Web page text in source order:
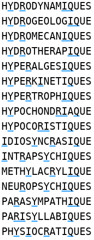
HYDRODYNAMIQ
HYDROGEOLOGIQ
HYDROMECANIQ
HYDROTHERAPIQ
HYPERALGESIQ
HYPERKINETIQ
HYPERTROPHIQ
HYPOCHONDRIAQ
HYPOCORISTIQ
IDIOSYNCRASIQUE
INTRAPSYCHIQ
METHYLACRYLIQ
NEUROPSYCHIQ
PARASYMPATHIQ
PARISYLLABIQ
PHYSIOCRATIQ